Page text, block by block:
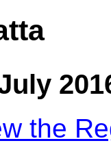
the